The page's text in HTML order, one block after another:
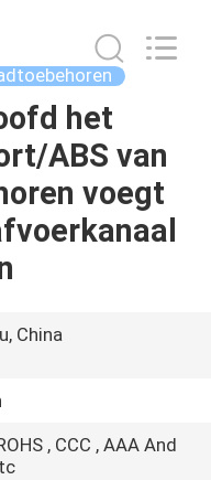
het
ABS van
voegt
China
, CCC , AAA And